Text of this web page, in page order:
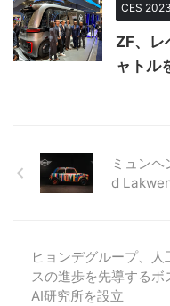
CES 2023
ZF、レ
ャトル
ミュン
d
ヒョンデグループ、人
スの進歩を先導するボ
AI研究所を設立